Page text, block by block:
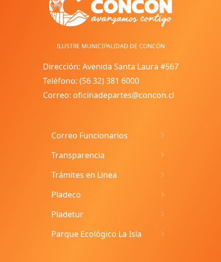
ILUSTRE MUNICIPALIDAD DE CONCÓN
Dirección: Avenida Santa Laura #567
Teléfono: (56 32) 381 6000
Correo: oficinadepartes@concon.cl
Correo Funcionarios
Transparencia
Trámites en Linea
Pladeco
Pladetur
Parque Ecológico La Isla